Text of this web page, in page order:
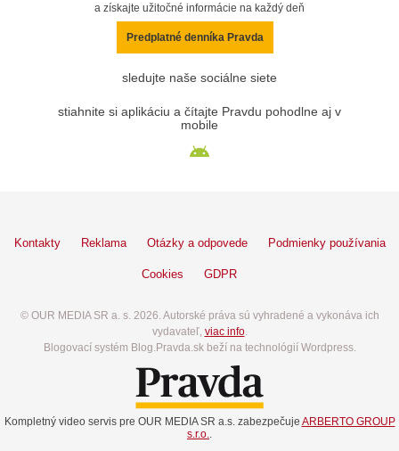
a získajte užitočné informácie na každý deň
Predplatné denníka Pravda
sledujte naše sociálne siete
stiahnite si aplikáciu a čítajte Pravdu pohodlne aj v
mobile
Kontakty Reklama Otázky a odpovede Podmienky používania
Cookies GDPR
© OUR MEDIA SR a. s. 2026. Autorské práva sú vyhradené a vykonáva ich
vydavateľ, viac info.
Blogovací systém Blog.Pravda.sk beží na technológií Wordpress.
Kompletný video servis pre OUR MEDIA SR a.s. zabezpečuje ARBERTO GROUP
s.r.o.